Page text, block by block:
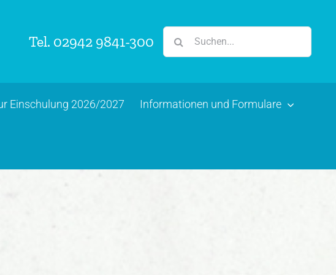
Tel. 02942 9841-300
Suche
nach:
Einschulung 2026/2027 Informationen und Formulare